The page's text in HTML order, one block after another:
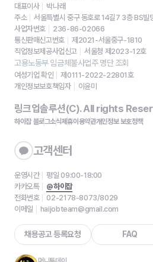
대표이사
박나래
주소
서울특별시 중구 동호로 14길7 3층 BS빌
사업자번호
236-86-02066
통신판매신고번호
제2021-서울중구-1810
직업정보제공사업신고
서울청 제2023-12호
고용노동부 임금체불사업주 명단 조회
여성기업 확인
제0111-2022-22801호
개인정보보호책임자
이윤미
링크업솔루션(C). All rights
하이잡 블로그소식제휴이용약관개인정보 보호정책
고객센터
운영시간
평일 09:00-18:00
카카오톡
@하이잡
전화번호
02-2178-8073/8029
이메일
haijobteam@gmail.com
채용공고 등록요청 FAQ